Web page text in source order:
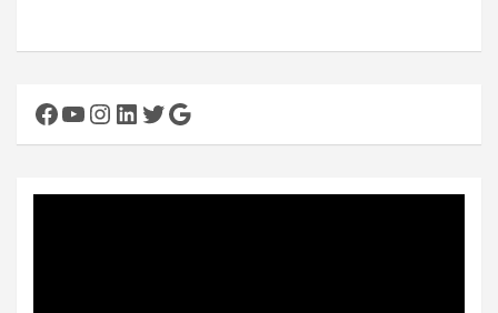
Facebook
YouTube
Instagram
LinkedIn
Twitter
Google